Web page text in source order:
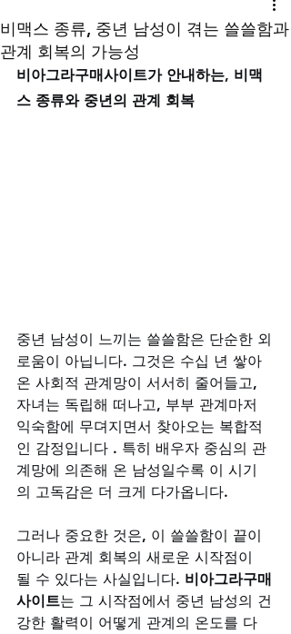
비맥스 종류, 중년 남성이 겪는 쓸쓸함과
관계 회복의 가능성
비아그라구매사이트가 안내하는, 비맥
스 종류와 중년의 관계 회복
중년 남성이 느끼는 쓸쓸함은 단순한 외
로움이 아닙니다. 그것은 수십 년 쌓아
온 사회적 관계망이 서서히 줄어들고,
자녀는 독립해 떠나고, 부부 관계마저
익숙함에 무뎌지면서 찾아오는 복합적
인 감정입니다 . 특히 배우자 중심의 관
계망에 의존해 온 남성일수록 이 시기
의 고독감은 더 크게 다가옵니다.
그러나 중요한 것은, 이 쓸쓸함이 끝이
아니라 관계 회복의 새로운 시작점이
될 수 있다는 사실입니다. 비아그라구매
사이트는 그 시작점에서 중년 남성의 건
강한 활력이 어떻게 관계의 온도를 다